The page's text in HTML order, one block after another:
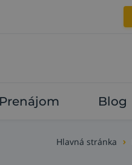
Prenájom Blog
Hlavná stránka